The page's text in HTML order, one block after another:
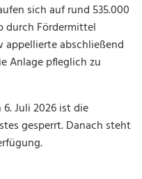
sich auf rund 535.000
durch Fördermittel
abschließend
Anlage pfleglich zu
Juli 2026 ist die
gesperrt. Danach steht